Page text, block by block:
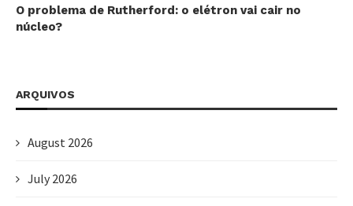
O problema de Rutherford: o elétron vai cair no
núcleo?
ARQUIVOS
August 2026
July 2026